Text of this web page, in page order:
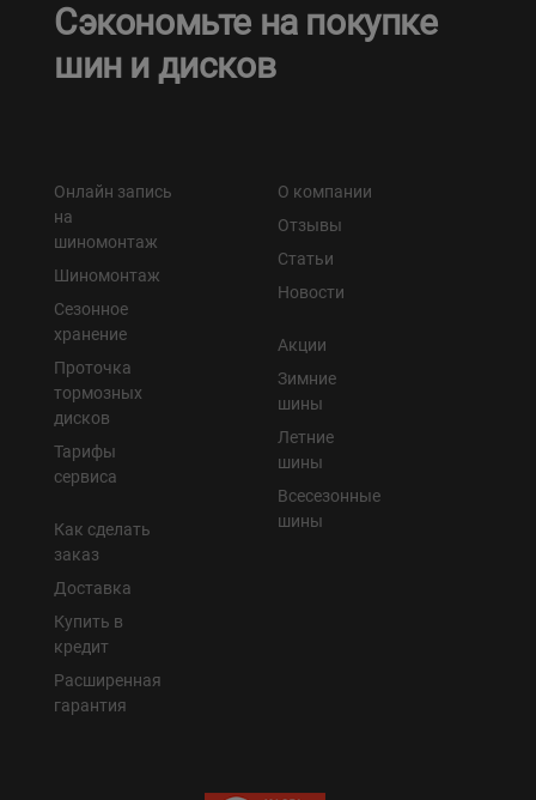
Сэкономьте на покупке
шин и дисков
Онлайн запись
на
шиномонтаж
Шиномонтаж
Сезонное
хранение
Проточка
тормозных
дисков
Тарифы
сервиса
Как сделать
заказ
Доставка
Купить в
кредит
Расширенная
гарантия
О компании
Отзывы
Статьи
Новости
Акции
Зимние
шины
Летние
шины
Всесезонные
шины